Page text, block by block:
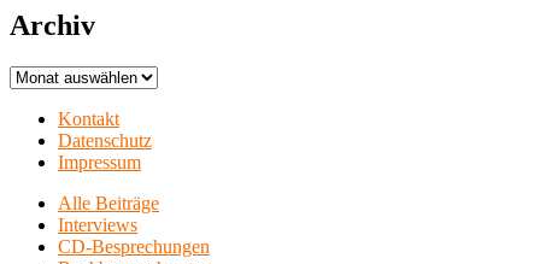
Archiv
Archiv
Kontakt
Datenschutz
Impressum
Alle Beiträge
Interviews
CD-Besprechungen